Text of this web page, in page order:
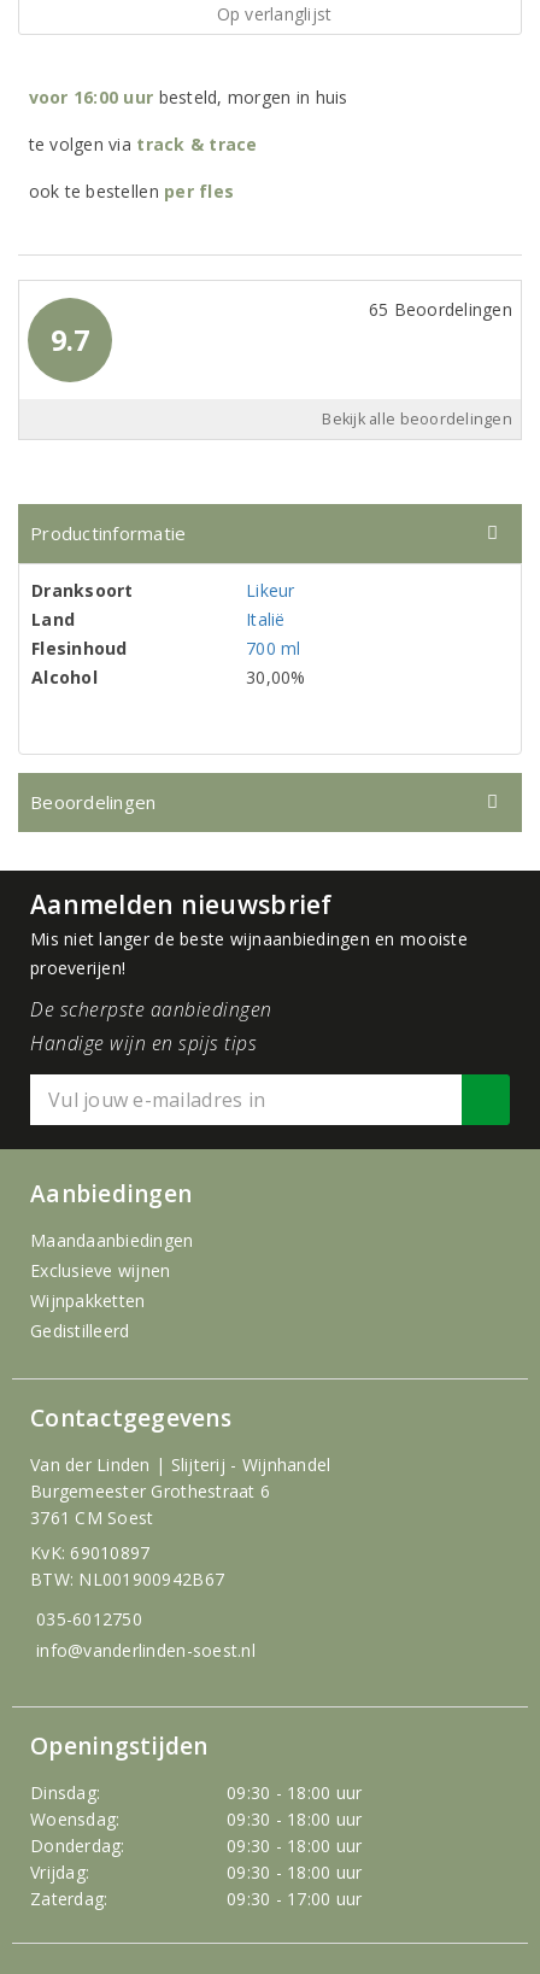
Op verlanglijst
voor 16:00 uur besteld, morgen in huis
te volgen via track & trace
ook te bestellen per fles
9.7
65 Beoordelingen
Bekijk alle beoordelingen
Productinformatie
Dranksoort
Likeur
Land
Italië
Flesinhoud
700 ml
Alcohol
30,00%
Beoordelingen
Aanmelden nieuwsbrief
Mis niet langer de beste wijnaanbiedingen en mooiste
proeverijen!
De scherpste aanbiedingen
Handige wijn en spijs tips
Aanbiedingen
Maandaanbiedingen
Exclusieve wijnen
Wijnpakketten
Gedistilleerd
Contactgegevens
Van der Linden | Slijterij - Wijnhandel
Burgemeester Grothestraat 6
3761 CM Soest
KvK: 69010897
BTW: NL001900942B67
035-6012750
info@vanderlinden-soest.nl
Openingstijden
Dinsdag:
09:30 - 18:00 uur
Woensdag:
09:30 - 18:00 uur
Donderdag:
09:30 - 18:00 uur
Vrijdag:
09:30 - 18:00 uur
Zaterdag:
09:30 - 17:00 uur